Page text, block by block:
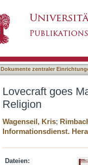
Dokumente zentraler
Lovecraft goes
Religion
Wagenseil, Kris;
Informationsdienst.
Dateien: